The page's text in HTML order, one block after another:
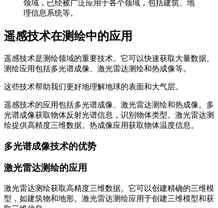
领域，已经被广泛应用于各个领域，包括建筑、地
理信息系统等。
遥感技术在测绘中的应用
遥感技术是测绘领域的重要技术。它可以快速获取大量数据。
测绘应用包括多光谱成像、激光雷达测绘和热成像等。
这些技术帮助我们更好地理解地球的表面和大气层。
遥感技术的应用包括多光谱成像、激光雷达测绘和热成像。多
光谱成像获取物体反射光谱信息，识别物体类型。激光雷达测
绘提供高精度三维数据。热成像应用获取物体温度信息。
多光谱成像技术的优势
激光雷达测绘的应用
激光雷达测绘获取高精度三维数据。它可以创建精确的三维模
型，如建筑物和地形。激光雷达测绘应用于创建三维模型和获